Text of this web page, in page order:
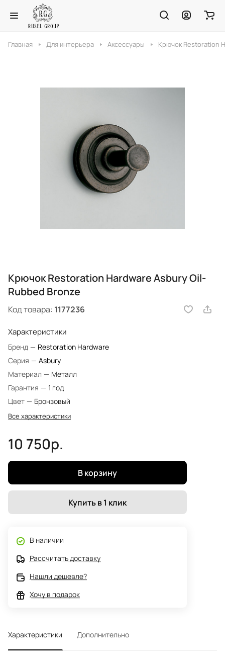
Главная Для интерьера Аксессуары Крючок Restoration
Крючок Restoration Hardware Asbury Oil-
Rubbed Bronze
Код товара: 1177236
Характеристики
Бренд — Restoration Hardware
Серия — Asbury
Материал — Металл
Гарантия — 1 год
Цвет — Бронзовый
Все характеристики
10 750р.
В корзину
Купить в 1 клик
В наличии
Рассчитать доставку
Нашли дешевле?
Хочу в подарок
Характеристики Дополнительно